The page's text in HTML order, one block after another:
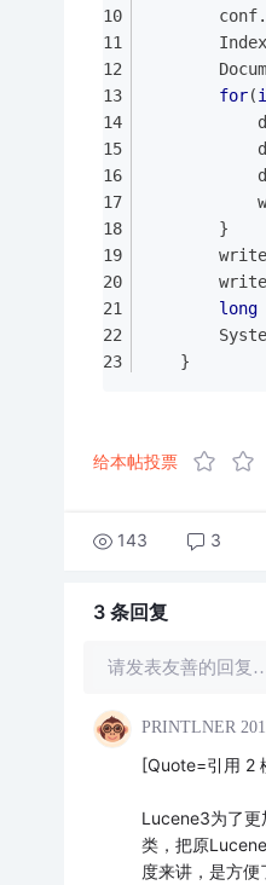
for(
		}
long
	}
给本帖投票
143 3
3 条回复
请发表友善的回复
PRINTLNER
[Quote=引用 2
Lucene3为了
类，把原
度来讲，是方便